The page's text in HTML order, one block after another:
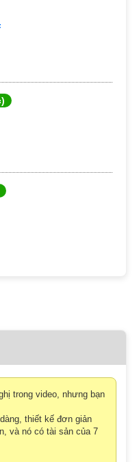
trong video, nhưng bạn
thiết kế đơn giản
và nó có tài sản của 7